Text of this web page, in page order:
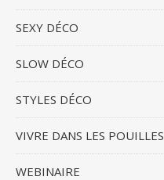
SEXY DÉCO
SLOW DÉCO
STYLES DÉCO
VIVRE DANS LES POUILLES
WEBINAIRE